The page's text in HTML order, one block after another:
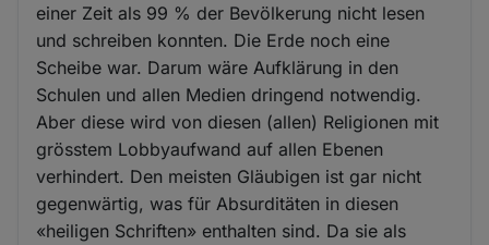
einer Zeit als 99 % der Bevölkerung nicht lesen
und schreiben konnten. Die Erde noch eine
Scheibe war. Darum wäre Aufklärung in den
Schulen und allen Medien dringend notwendig.
Aber diese wird von diesen (allen) Religionen mit
grösstem Lobbyaufwand auf allen Ebenen
verhindert. Den meisten Gläubigen ist gar nicht
gegenwärtig, was für Absurditäten in diesen
«heiligen Schriften» enthalten sind. Da sie als